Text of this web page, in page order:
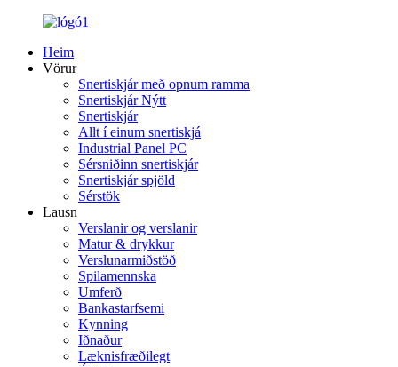
Heim
Vörur
Snertiskjár með opnum ramma
Snertiskjár Nýtt
Snertiskjár
Allt í einum snertiskjá
Industrial Panel PC
Sérsniðinn snertiskjár
Snertiskjár spjöld
Sérstök
Lausn
Verslanir og verslanir
Matur & drykkur
Verslunarmiðstöð
Spilamennska
Umferð
Bankastarfsemi
Kynning
Iðnaður
Læknisfræðilegt